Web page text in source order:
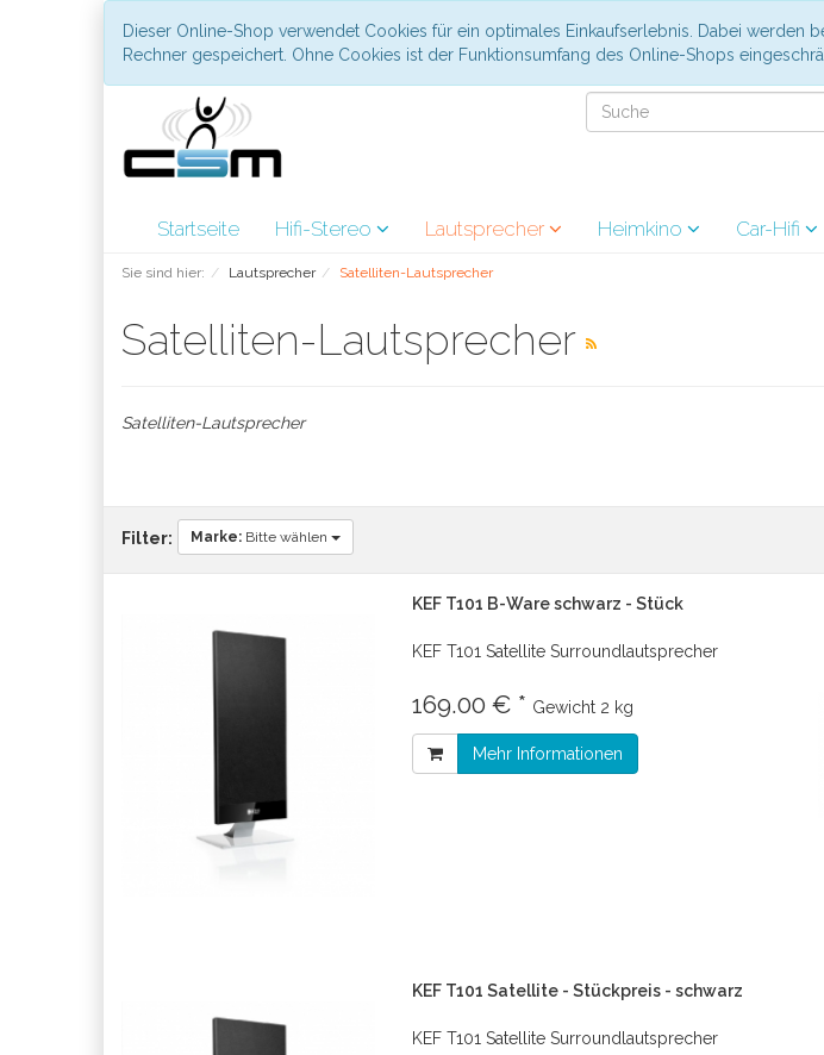
Dieser Online-Shop verwendet Cookies für ein optimales Einkaufserlebnis. Dabei
Rechner gespeichert. Ohne Cookies ist der Funktionsumfang des Online-Shops
Startseite Hifi-Stereo Lautsprecher Heimkino Car-Hifi
Sie sind hier: Lautsprecher Satelliten-Lautsprecher
Satelliten-Lautsprecher
Satelliten-Lautsprecher
Filter: Marke: Bitte wählen
KEF T101 B-Ware schwarz - Stück
KEF T101 Satellite Surroundlautsprecher
169.00 € * Gewicht 2 kg
Mehr Informationen
KEF T101 Satellite - Stückpreis - schwarz
KEF T101 Satellite Surroundlautsprecher